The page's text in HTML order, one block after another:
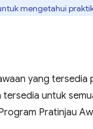
mengetahui
yang
tersedia untuk
Pratinjau